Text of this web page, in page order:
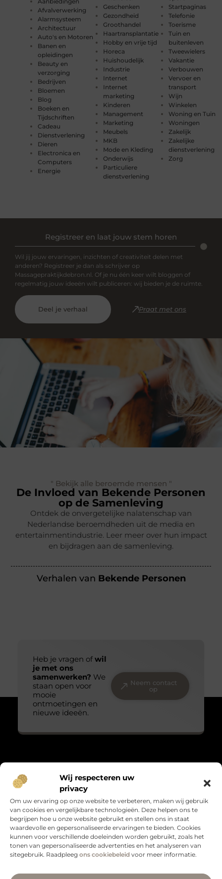
Wij respecteren uw
privacy
Om uw ervaring op onze website te verbeteren, maken wij gebruik
van cookies en vergelijkbare technologieën. Deze helpen ons te
begrijpen hoe u onze website gebruikt en stellen ons in staat
waardevolle en gepersonaliseerde ervaringen te bieden. Cookies
kunnen voor verschillende doeleinden worden gebruikt, zoals het
tonen van gepersonaliseerde advertenties en het analyseren van
sitegebruik. Raadpleeg ons cookiebeleid voor meer informatie.
Afvalverwerking
Alarmsysteem
Architectuur
Auto's en Motoren
Banen en
opleidingen
Beauty en
verzorging
Bedrijven
Bloemen
Blog
Boeken en
Tijdschriften
Cadeau
Dienstverlening
Dieren
Electronica en
Computers
Energie
Geschenken
Gezondheid
Groothandel
Haartransplantatie
Hobby en vrije tijd
Horeca
Huishoudelijk
Industrie
Internet
Internet
marketing
Kinderen
Management
Marketing
Meubels
MKB
Mode en Kleding
Onderwijs
Particuliere
dienstverlening
Startpaginas
Telefonie
Toerisme
Tuin en
buitenleven
Tweewielers
Vakantie
Verbouwen
Vervoer en
transport
Wijn
Winkelen
Woning en Tuin
Woningen
Zakelijk
Zakelijke
dienstverlening
Zorg
Registreer en laat jouw stem horen
Wil jij jouw ervaringen, inzichten of creativiteit delen met
anderen? Registreer je dan als schrijver op
Massagepraktijkdebron.nl. Of je nu één keer wilt bloggen of
regelmatig jouw ideeën wilt publiceren: wij bieden je de ruimte.
Deel je verhaal Praat met ons
" Bekijk alle beroemde mensen "
De Invloed van Bekende Personen
op de Samenleving
Ontdek de onvergetelijke nalatenschap van
Nederlandse beroemdheden uit de media en
entertainmentindustrie. Leer meer over hun impact
en bijdragen aan de samenleving.
Verhalen van Bekende Personen
Heb je vragen ofwil
je met ons
samenwerken? We
staan open voor
mooie
ontmoetingen en
nieuwe ideeën.
Neem contact
op
Over Massage praktijk de bron
“Teder, echt en met oog voor detail.”
geluk, persoonlijke groei en leven met gevoel. Warme verhalen
die raken en verbinden.
Bericht categorie